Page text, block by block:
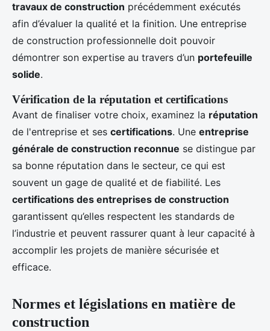
travaux de construction précédemment exécutés
afin d’évaluer la qualité et la finition. Une entreprise
de construction professionnelle doit pouvoir
démontrer son expertise au travers d’un portefeuille
solide.
Vérification de la réputation et certifications
Avant de finaliser votre choix, examinez la réputation
de l'entreprise et ses certifications. Une entreprise
générale de construction reconnue se distingue par
sa bonne réputation dans le secteur, ce qui est
souvent un gage de qualité et de fiabilité. Les
certifications des entreprises de construction
garantissent qu’elles respectent les standards de
l’industrie et peuvent rassurer quant à leur capacité à
accomplir les projets de manière sécurisée et
efficace.
Normes et législations en matière de
construction